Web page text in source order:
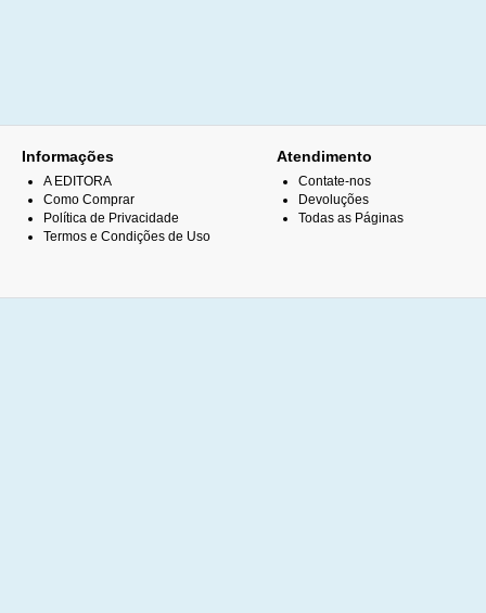
Informações
A EDITORA
Como Comprar
Política de Privacidade
Termos e Condições de Uso
Atendimento
Contate-nos
Devoluções
Todas as Páginas